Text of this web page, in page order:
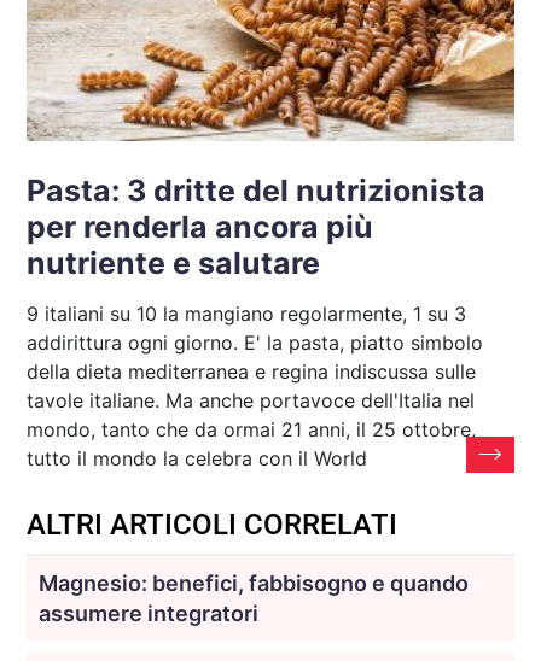
Pasta: 3 dritte del nutrizionista
per renderla ancora più
nutriente e salutare
9 italiani su 10 la mangiano regolarmente, 1 su 3
addirittura ogni giorno. E' la pasta, piatto simbolo
della dieta mediterranea e regina indiscussa sulle
tavole italiane. Ma anche portavoce dell'Italia nel
mondo, tanto che da ormai 21 anni, il 25 ottobre,
tutto il mondo la celebra con il World
ALTRI ARTICOLI CORRELATI
Magnesio: benefici, fabbisogno e quando
assumere integratori